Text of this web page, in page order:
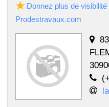
Donnez plus de
Prodestravaux.com